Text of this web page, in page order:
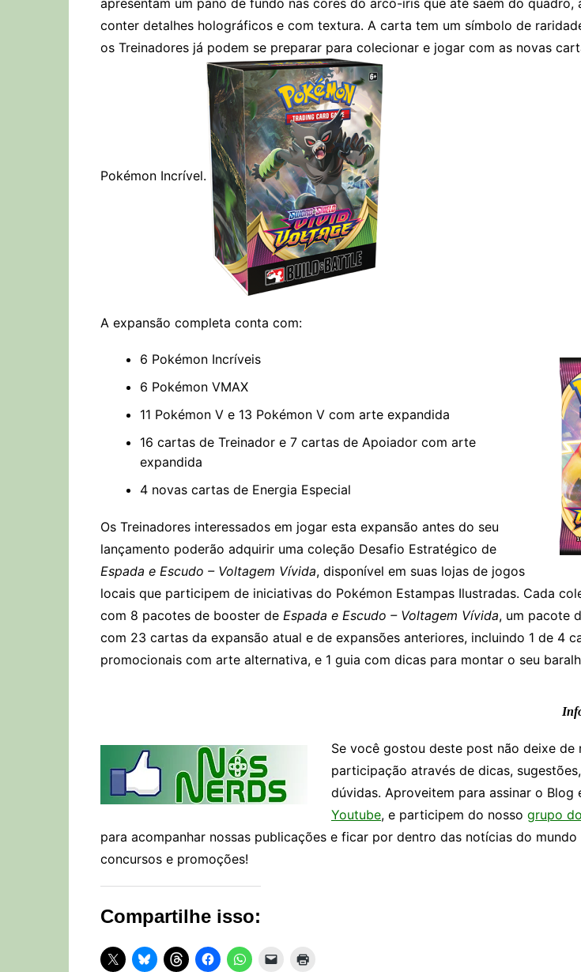
apresentam um pano de fundo nas cores do arco-íris que até saem do quadro,
conter detalhes holográficos e com textura. A carta tem um símbolo de
os Treinadores já podem se preparar para colecionar e jogar com as novas
Pokémon Incrível.
A expansão completa conta com:
6 Pokémon Incríveis
6 Pokémon VMAX
11 Pokémon V e 13 Pokémon V com arte expandida
16 cartas de Treinador e 7 cartas de Apoiador com arte
expandida
4 novas cartas de Energia Especial
Os Treinadores interessados em jogar esta expansão antes do seu
lançamento poderão adquirir uma coleção Desafio Estratégico de
Espada e Escudo – Voltagem Vívida, disponível em suas lojas de jogos
locais que participem de iniciativas do Pokémon Estampas Ilustradas. Cada
com 8 pacotes de booster de Espada e Escudo – Voltagem Vívida, um pacote
com 23 cartas da expansão atual e de expansões anteriores, incluindo 1 de 4
promocionais com arte alternativa, e 1 guia com dicas para montar o seu
Se você gostou deste post não deixe de
participação através de dicas,
dúvidas. Aproveitem para assinar o Blog
Youtube, e participem do nosso grupo
para acompanhar nossas publicações e ficar por dentro das notícias do mundo
concursos e promoções!
Compartilhe isso: